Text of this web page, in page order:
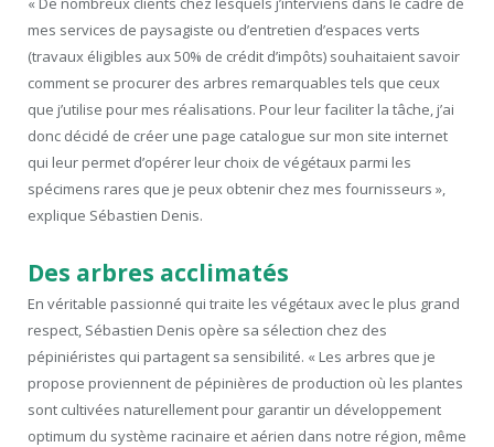
mes services de paysagiste ou d’entretien d’espaces verts
(travaux éligibles aux 50% de crédit d’impôts) souhaitaient savoir
comment se procurer des arbres remarquables tels que ceux
que j’utilise pour mes réalisations. Pour leur faciliter la tâche, j’ai
donc décidé de créer une page catalogue sur mon site internet
qui leur permet d’opérer leur choix de végétaux parmi les
spécimens rares que je peux obtenir chez mes fournisseurs »,
explique Sébastien Denis.
Des arbres acclimatés
En véritable passionné qui traite les végétaux avec le plus grand
respect, Sébastien Denis opère sa sélection chez des
pépiniéristes qui partagent sa sensibilité. « Les arbres que je
propose proviennent de pépinières de production où les plantes
sont cultivées naturellement pour garantir un développement
optimum du système racinaire et aérien dans notre région, même